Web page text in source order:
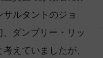
ルタントのジョ
ダンブリー・リッ
えていましたが、